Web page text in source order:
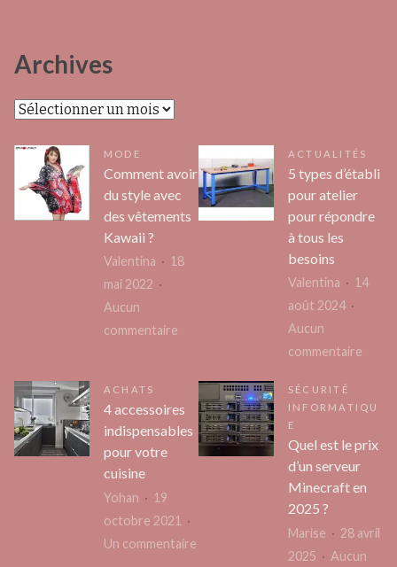
Archives
Archives
MODE
Comment avoir
du style avec
des vêtements
Kawaii ?
Valentina
18
mai 2022
Aucun
commentaire
style
avec
Kawaii
ACTUALITÉS
5 types d’établi
pour atelier
pour répondre
à tous les
besoins
Valentina
14
août 2024
Aucun
commentaire
pour
pour
à
tous
ACHATS
4 accessoires
indispensables
pour votre
cuisine
Yohan
19
octobre 2021
Un commentaire
SÉCURITÉ
INFORMATIQU
E
Quel est le prix
d’un serveur
Minecraft en
2025 ?
Marise
28 avril
2025
Aucun